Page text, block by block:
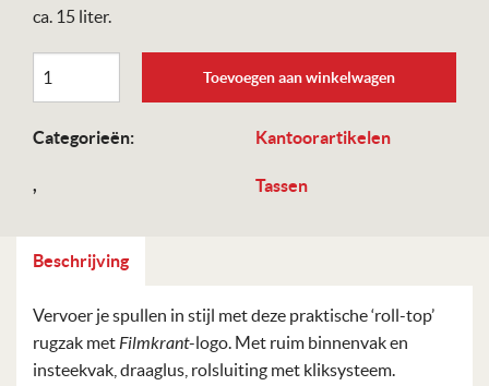
ca. 15 liter.
aantal
Toevoegen aan winkelwagen
Categorieën: Kantoorartikelen
, Tassen
Beschrijving
Vervoer je spullen in stijl met deze praktische ‘roll-top’
rugzak metFilmkrant-logo. Met ruim binnenvak en
insteekvak, draaglus, rolsluiting met kliksysteem.